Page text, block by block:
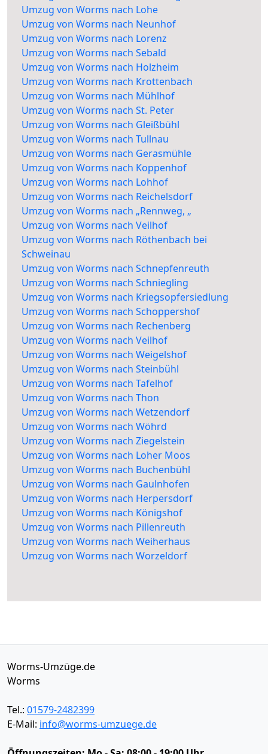
Umzug von Worms nach Lohe
Umzug von Worms nach Neunhof
Umzug von Worms nach Lorenz
Umzug von Worms nach Sebald
Umzug von Worms nach Holzheim
Umzug von Worms nach Krottenbach
Umzug von Worms nach Mühlhof
Umzug von Worms nach St. Peter
Umzug von Worms nach Gleißbühl
Umzug von Worms nach Tullnau
Umzug von Worms nach Gerasmühle
Umzug von Worms nach Koppenhof
Umzug von Worms nach Lohhof
Umzug von Worms nach Reichelsdorf
Umzug von Worms nach „Rennweg, „
Umzug von Worms nach Veilhof
Umzug von Worms nach Röthenbach bei
Schweinau
Umzug von Worms nach Schnepfenreuth
Umzug von Worms nach Schniegling
Umzug von Worms nach Kriegsopfersiedlung
Umzug von Worms nach Schoppershof
Umzug von Worms nach Rechenberg
Umzug von Worms nach Veilhof
Umzug von Worms nach Weigelshof
Umzug von Worms nach Steinbühl
Umzug von Worms nach Tafelhof
Umzug von Worms nach Thon
Umzug von Worms nach Wetzendorf
Umzug von Worms nach Wöhrd
Umzug von Worms nach Ziegelstein
Umzug von Worms nach Loher Moos
Umzug von Worms nach Buchenbühl
Umzug von Worms nach Gaulnhofen
Umzug von Worms nach Herpersdorf
Umzug von Worms nach Königshof
Umzug von Worms nach Pillenreuth
Umzug von Worms nach Weiherhaus
Umzug von Worms nach Worzeldorf
Worms-Umzüge.de
Worms
Tel.: 01579-2482399
E-Mail: info@worms-umzuege.de